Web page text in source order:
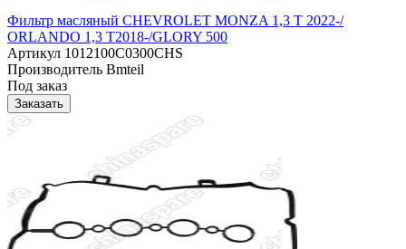
Фильтр масляный CHEVROLET MONZA 1,3 T 2022-/
ORLANDO 1,3 T2018-/GLORY 500
Артикул 1012100C0300CHS
Производитель Bmteil
Под заказ
Заказать